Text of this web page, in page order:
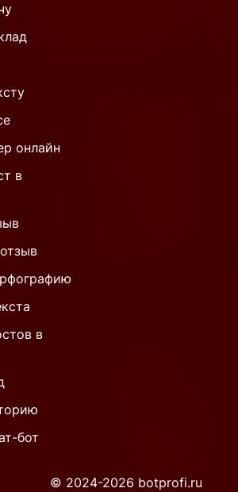
онлайн
в
в
бот
© 2024-2026 botprofi.ru